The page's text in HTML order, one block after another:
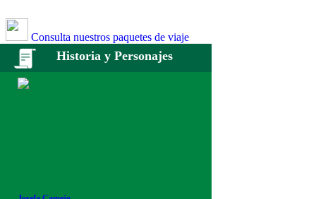
Consulta nuestros paquetes de viaje
Historia y Personajes